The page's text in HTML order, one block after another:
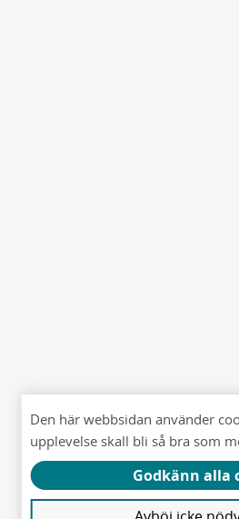
Den här webbsidan använder
upplevelse skall bli så bra som
Godkänn alla